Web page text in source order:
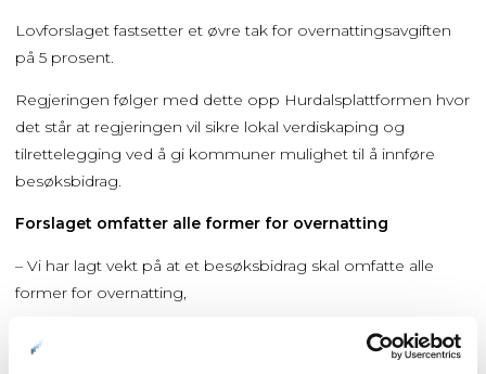
Lovforslaget fastsetter et øvre tak for overnattingsavgiften
på 5 prosent.
Regjeringen følger med dette opp Hurdalsplattformen hvor
det står at regjeringen vil sikre lokal verdiskaping og
tilrettelegging ved å gi kommuner mulighet til å innføre
besøksbidrag.
Forslaget omfatter alle former for overnatting
– Vi har lagt vekt på at et besøksbidrag skal omfatte alle
former for overnatting,
inkludert Airbnb, for at konkurransen mellom ulike former
for overnattingstjenester skal påvirkes minst mulig, sier